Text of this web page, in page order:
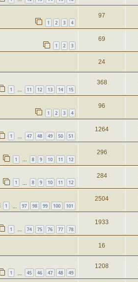
1 2 3 4
97
1 2 3
69
24
1 … 11 12 13 14 15
368
1 2 3 4
96
1 47 48 49 50 51
1264
1 … 8 9 10 11 12
296
1 8 9 10 11 12
284
1 97 98 99 100 101
2504
1 … 74 75 76 77 78
1933
16
1 45 46 47 48 49
1208